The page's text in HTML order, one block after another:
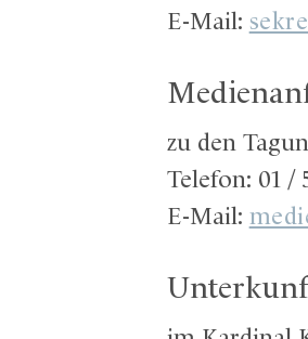
E-Mail:
zu den
Telefon: 01 /
E-Mail: